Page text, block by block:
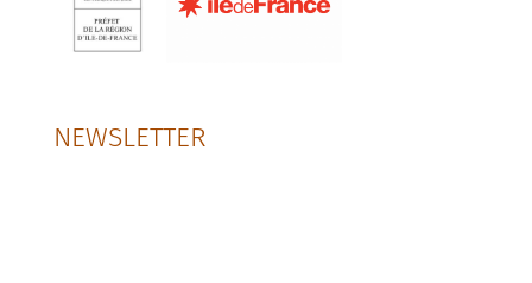
NEWSLETTER